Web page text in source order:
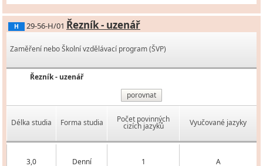
H 29-56-H/01 Řezník - uzenář
Zaměření nebo Školní vzdělávací program (ŠVP)
Řezník - uzenář
porovnat
Délka studia Forma studia Počet povinných
cizích jazyků Vyučované jazyky
3,0 Denní 1 A